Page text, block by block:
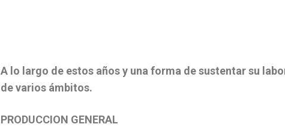
A lo largo de estos años y una forma de sustentar su
de varios ámbitos.
PRODUCCION GENERAL